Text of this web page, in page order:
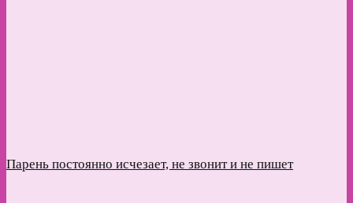
Парень постоянно исчезает, не звонит и не пишет